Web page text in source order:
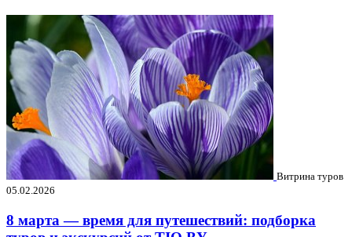
Витрина туров
05.02.2026
8 марта — время для путешествий: подборка